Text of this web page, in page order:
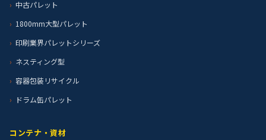
中古パレット
1800mm大型パレット
印刷業界パレットシリーズ
ネスティング型
容器包装リサイクル
ドラム缶パレット
コンテナ・資材